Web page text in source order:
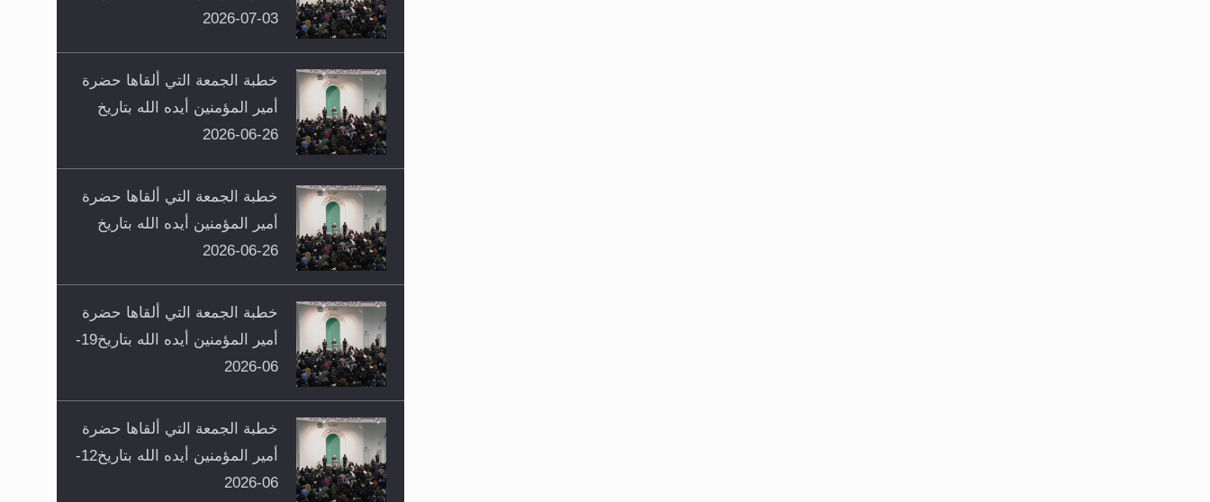
03-07-2026
خطبة الجمعة التي ألقاها حضرة
أمير المؤمنين أيده الله بتاريخ
26-06-2026
خطبة الجمعة التي ألقاها حضرة
أمير المؤمنين أيده الله بتاريخ
26-06-2026
خطبة الجمعة التي ألقاها حضرة
أمير المؤمنين أيده الله بتاريخ19-
06-2026
خطبة الجمعة التي ألقاها حضرة
أمير المؤمنين أيده الله بتاريخ12-
06-2026